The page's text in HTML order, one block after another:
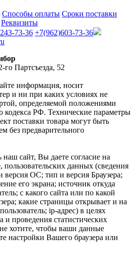
Способы оплаты Сроки поставки
Реквизиты
73-36 +7(962)603-73-36
го Партсъезда, 52
информация, носит
и ни при каких условиях не
определяемой положениями
кодекса РФ. Технические параметры
поставки товара могут быть
без предварительного
сайт, Вы даете согласие на
пользовательских данных (сведения
ОС; тип и версия Браузера;
его экрана; источник откуда
с какого сайта или по какой
какие страницы открывает и на
ip-адрес) в целях
и проведения статистических
хотите, чтобы ваши данные
настройки Вашего браузера или